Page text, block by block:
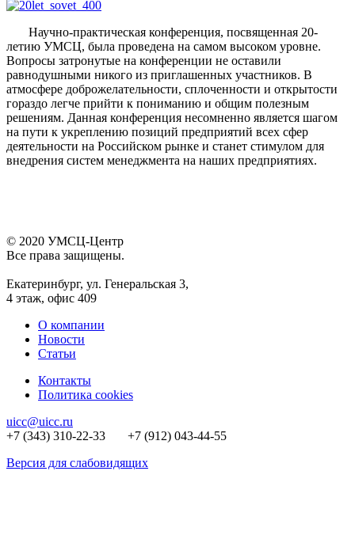
Научно-практическая конференция, посвященная 20-
летию УМСЦ, была проведена на самом высоком уровне.
Вопросы затронутые на конференции не оставили
равнодушными никого из приглашенных участников. В
атмосфере доброжелательности, сплоченности и открытости
гораздо легче прийти к пониманию и общим полезным
решениям. Данная конференция несомненно является шагом
на пути к укреплению позиций предприятий всех сфер
деятельности на Российском рынке и станет стимулом для
внедрения систем менеджмента на наших предприятиях.
© 2020 УМСЦ-Центр
Все права защищены.
Екатеринбург, ул. Генеральская 3,
4 этаж, офис 409
О компании
Новости
Статьи
Контакты
Политика cookies
uicc@uicc.ru
+7 (343) 310-22-33 +7 (912) 043-44-55
Версия для слабовидящих